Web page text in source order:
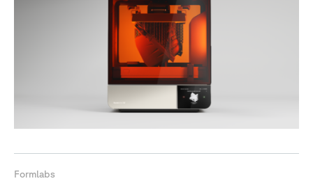
Formlabs